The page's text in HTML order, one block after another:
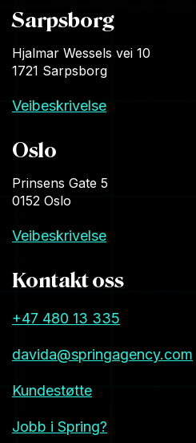
Sarpsborg
Hjalmar Wessels vei 10
1721 Sarpsborg
Veibeskrivelse
Oslo
Prinsens Gate 5
0152 Oslo
Veibeskrivelse
Kontakt oss
+47 480 13 335
davida@springagency.com
Kundestøtte
Jobb i Spring?